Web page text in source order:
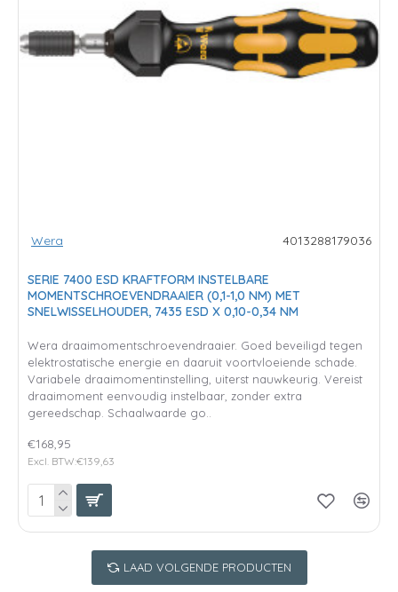
Wera 4013288179036
SERIE 7400 ESD KRAFTFORM INSTELBARE
MOMENTSCHROEVENDRAAIER (0,1-1,0 NM) MET
SNELWISSELHOUDER, 7435 ESD X 0,10-0,34 NM
Wera draaimomentschroevendraaier. Goed beveiligd tegen
elektrostatische energie en daaruit voortvloeiende schade.
Variabele draaimomentinstelling, uiterst nauwkeurig. Vereist
draaimoment eenvoudig instelbaar, zonder extra
gereedschap. Schaalwaarde go..
€168,95
Excl. BTW:€139,63
LAAD VOLGENDE PRODUCTEN